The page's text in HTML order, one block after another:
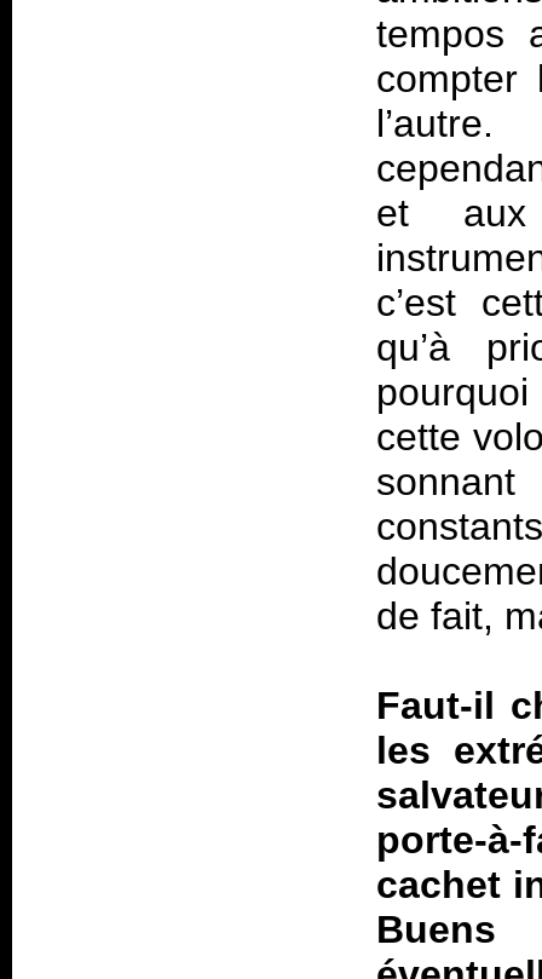
tempos
compter
et aux
c’est
qu’à
cette
de fait,
Faut-il
les
porte-
cachet